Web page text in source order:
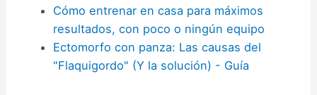
Cómo entrenar en casa para máximos
resultados, con poco o ningún equipo
Ectomorfo con panza: Las causas del
"Flaquigordo" (Y la solución) - Guía